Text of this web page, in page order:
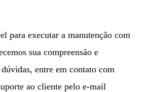
para executar a manutenção com
sua compreensão e
entre em contato com
ao cliente pelo e-mail